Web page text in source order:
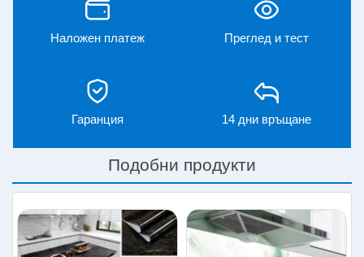
Наложен платеж Преглед и тест
Гаранция 14 дни връщане
Подобни продукти